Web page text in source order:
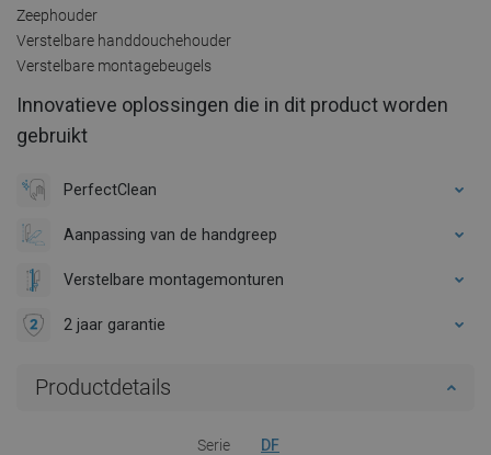
Zeephouder
Verstelbare handdouchehouder
Verstelbare montagebeugels
Innovatieve oplossingen die in dit product worden
gebruikt
PerfectClean
Aanpassing van de handgreep
Verstelbare montagemonturen
2 jaar garantie
Productdetails
Serie DF